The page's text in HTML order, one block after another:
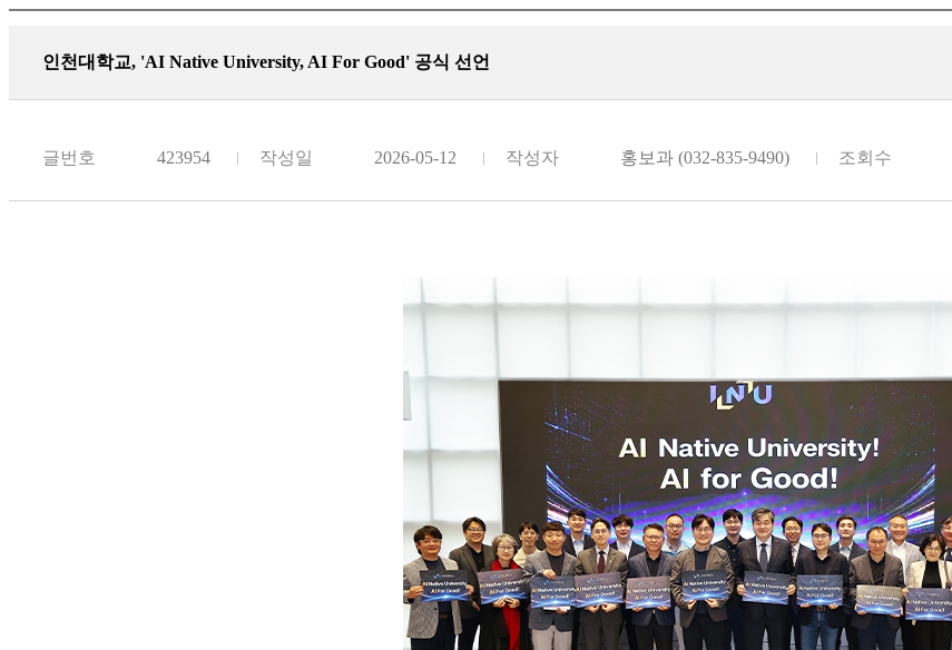
인천대학교, 'AI Native University, AI For Good' 공식 선언
글번호 423954 작성일 2026-05-12 작성자 홍보과 (032-835-9490) 조회수